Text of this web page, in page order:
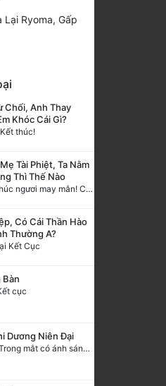
Lại Ryoma, Gấp
Chối, Anh Thay
Khóc Cái Gì?
thúc!
Tài Phiệt, Ta Nằm
Thì Thế Nào
Chương 918 Chúc ngươi may mắn! Ca môn cũng là sắt thép thẳng nam!
Có Cái Thần Hào
Thường A?
Kết Cục
Bàn
cục
Dương Niên Đại
Chương 1515: Trong mắt có ánh sáng, quang trong có ngươi (Đại kết cục)